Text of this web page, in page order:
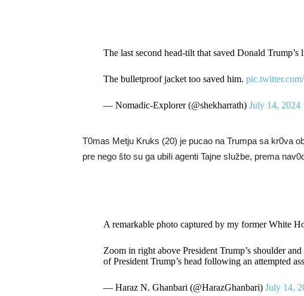
The last second head-tilt that saved Donald Trump’s
The bulletproof jacket too saved him.
— Nomadic-Explorer (@shekharrath) July 14, 2024
T0mas Metju Kruks (20) je pucao na Trumpa sa kr0va
pre nego što su ga ubiIi agenti Tajne sIužbe, prema
A remarkable photo captured by my former White
Zoom in right above President Trump’s shoulder
of President Trump’s head following an attempted
— Haraz N. Ghanbari (@HarazGhanbari) July 14,